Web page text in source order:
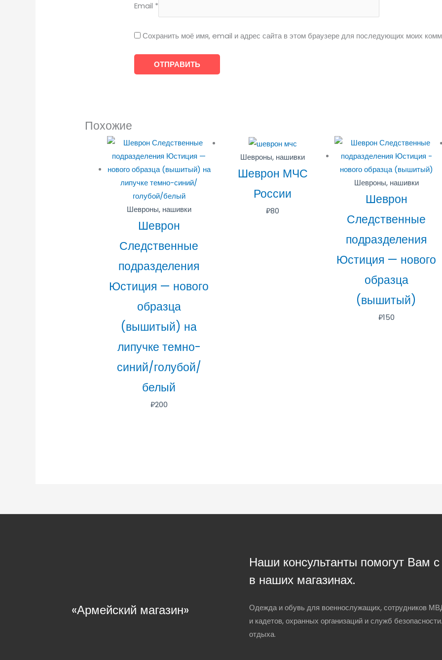
Email *
Сохранить моё имя, email и адрес сайта в этом браузере для последующих моих
Похожие
Шевроны, нашивки
Шеврон
Следственные
подразделения
Юстиция — нового
образца
(вышитый) на
липучке темно-
синий/голубой/
белый
₽200
Шевроны, нашивки
Шеврон МЧС
России
₽80
Шевроны, нашивки
Шеврон
Следственные
подразделения
Юстиция — нового
образца
(вышитый)
₽150
«Армейский магазин»
Наши консультанты помогут
в наших магазинах.
Одежда и обувь для военнослужащих, сотрудников
и кадетов, охранных организаций и служб
отдыха.